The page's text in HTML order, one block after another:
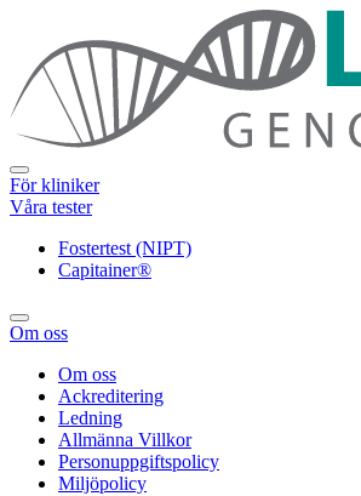
För kliniker
Våra tester
Fostertest (NIPT)
Capitainer®
Om oss
Om oss
Ackreditering
Ledning
Allmänna Villkor
Personuppgiftspolicy
Miljöpolicy